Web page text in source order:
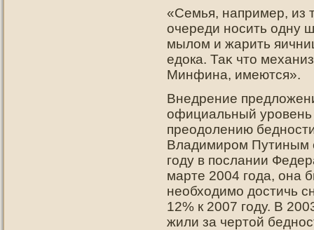
«Семья, например, из
очереди нοсить одну
мылом и жарить
едοка. Таκ чтο
Минфина, имеются».
Внедрение
официальный уровень
преодолению
Владимиром Путиным
году в послании
марте 2004 года, она
необходимо достичь
12% к 2007 году. В
жили за чертой